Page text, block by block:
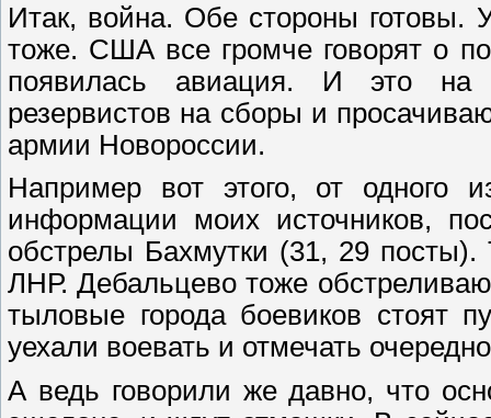
Итак, война. Обе стороны готовы.
тоже. США все громче говорят о
появилась авиация. И это на
резервистов на сборы и
армии Новороссии.
Например вот этого, от одного
информации моих источников,
обстрелы Бахмутки (31, 29
ЛНР. Дебальцево тоже
тыловые города боевиков стоят
уехали воевать и отмечать
А ведь говорили же давно, что